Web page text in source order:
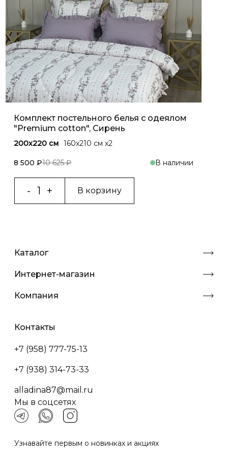
Комплект постельного белья с одеялом
"Premium cotton", Сирень
200x220 см 160x210 см х2
8 500 ₽10 625 ₽ В наличии
В корзину
Каталог
Интернет-магазин
Компания
Контакты
+7 (958) 777-75-13
+7 (938) 314-73-33
alladina87@mail.ru
Мы в соцсетях
Узнавайте первым о новинках и акциях